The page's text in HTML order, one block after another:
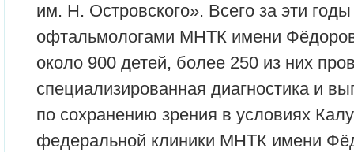
им. Н. Островского». Всего за эти
офтальмологами МНТК имени
около 900 детей, более 250 из них
специализированная диагностика и
по сохранению зрения в условиях
федеральной клиники МНТК имени